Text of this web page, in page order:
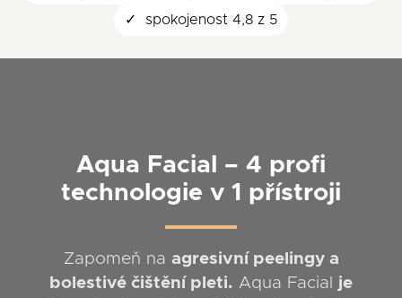
spokojenost 4,8 z 5
Aqua Facial – 4 profi
technologie v 1 přístroji
Zapomeň na agresivní peelingy a
bolestivé čištění pleti. Aqua Facial je